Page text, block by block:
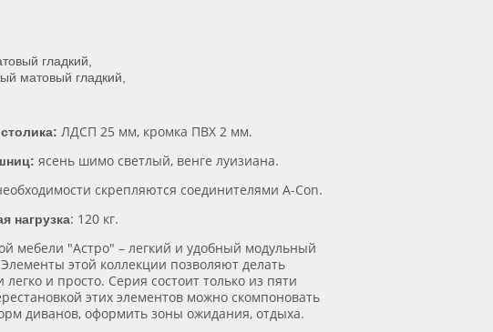
гладкий,
матовый гладкий,
ЛДСП 25 мм, кромка ПВХ 2 мм.
ясень шимо светлый, венге луизиана.
скрепляются соединителями A-Con.
нагрузка: 120 кг.
мебели "Астро" – легкий и удобный модульный
Элементы этой коллекции позволяют делать
легко и просто. Серия состоит только из пяти
этих элементов можно скомпоновать
диванов, оформить зоны ожидания, отдыха.